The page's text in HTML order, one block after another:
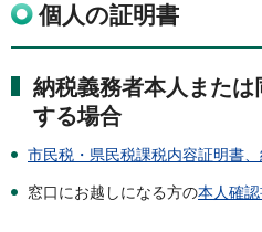
個人の証明書
納税義務者本人また
する場合
市民税・県民税課税内容証明書
窓口にお越しになる方の本人確